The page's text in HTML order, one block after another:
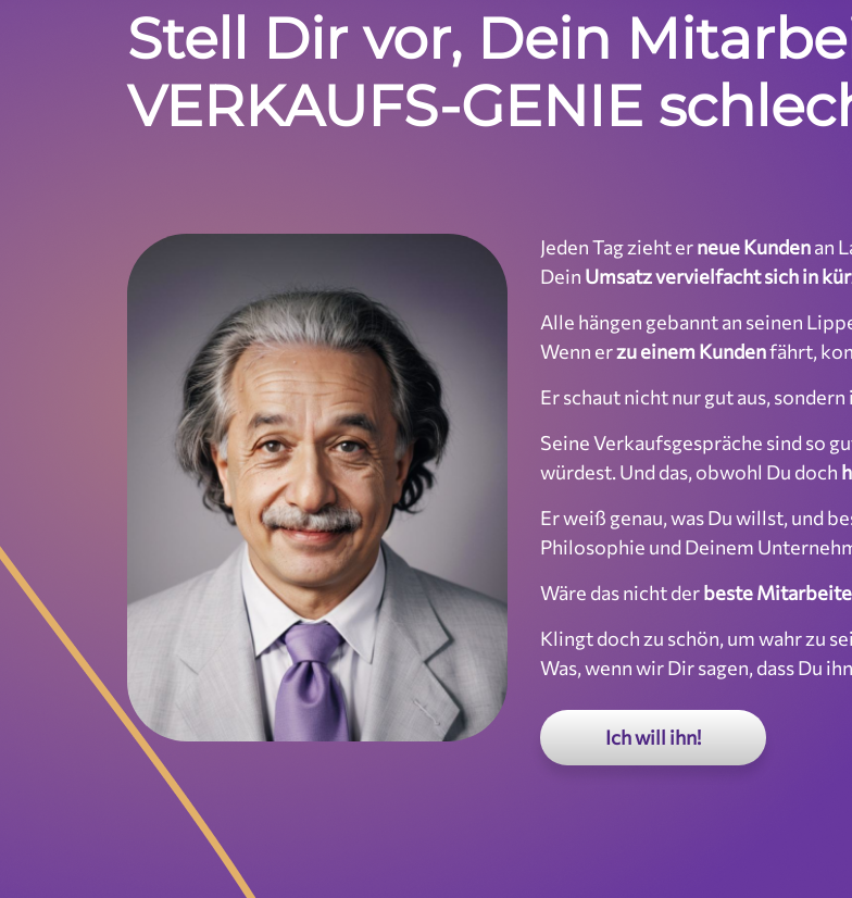
Stell Dir vor, Dein
VERKAUFS-GENIE
Jeden Tag zieht erneue Kundenan
Dein Umsatz vervielfacht sich in
Alle hängen gebannt an seinen
Wenn erzu einem Kundenfährt,
Er schaut nicht nur gut aus,
Seine Verkaufsgespräche sind so
würdest. Und das, obwohl Du doch
Er weiß genau, was Du willst, und
Philosophie und Deinem
Wäre das nicht derbeste
Klingt doch zu schön, um wahr zu
Was, wenn wir Dir sagen, dass Du ihn
Ich will ihn!